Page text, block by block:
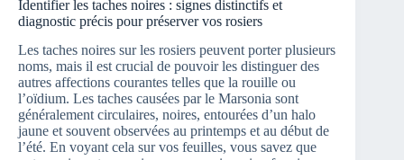
Identifier les taches noires : signes distinctifs et
diagnostic précis pour préserver vos rosiers
Les taches noires sur les rosiers peuvent porter plusieurs
noms, mais il est crucial de pouvoir les distinguer des
autres affections courantes telles que la rouille ou
l’oïdium. Les taches causées par le Marsonia sont
généralement circulaires, noires, entourées d’un halo
jaune et souvent observées au printemps et au début de
l’été. En voyant cela sur vos feuilles, vous savez que